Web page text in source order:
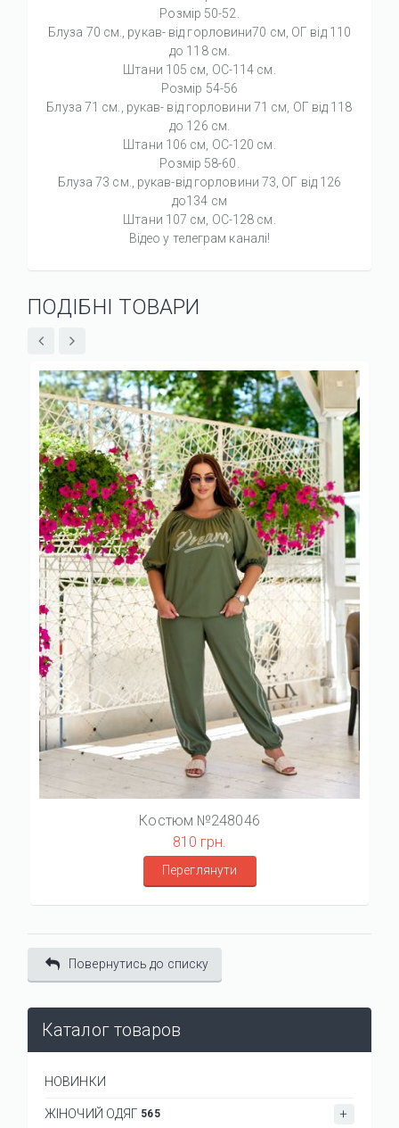
Розмір 50-52.
Блуза 70 см., рукав- від горловини70 см, ОГ від 110
до 118 см.
Штани 105 см, ОС-114 см.
Розмір 54-56
Блуза 71 см., рукав- від горловини 71 см, ОГ від 118
до 126 см.
Штани 106 см, ОС-120 см.
Розмір 58-60.
Блуза 73 см., рукав-від горловини 73, ОГ від 126
до134 см
Штани 107 см, ОС-128 см.
Відео у телеграм каналі!
ПОДІБНІ ТОВАРИ
Костюм №248046
810 грн.
Переглянути
Повернутись до списку
Каталог товаров
НОВИНКИ
ЖІНОЧИЙ ОДЯГ 565